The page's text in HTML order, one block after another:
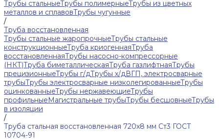
Трубы стальныеТрубы полимерныеТрубы из цветных
металлов и сплавовТрубы чугунные
/
Труба восстановленная
Трубы стальные жаропрочныеТрубы стальные
конструкционныеТруба криогеннаяТруба
восстановленнаяТрубы насосно-компрессорные
(НКТ)Труба биметаллическаяТруба газлифтнаяТрубы
прецизионныеТрубы г/дТрубы х/дВГП, электросварные
трубыТрубы электросварные низколегированныеТрубы
оцинкованныеТрубы нержавеющиеТрубы
профильныеМагистральные трубыТрубы бесшовныеТрубы
в изоляции
/
Труба стальная восстановленная 720х8 мм Ст3 ГОСТ
10704-91